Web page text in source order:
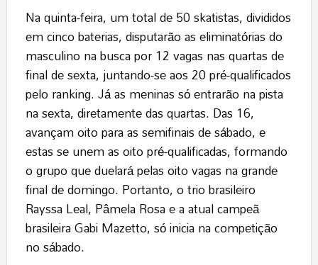
Na quinta-feira, um total de 50 skatistas, divididos
em cinco baterias, disputarão as eliminatórias do
masculino na busca por 12 vagas nas quartas de
final de sexta, juntando-se aos 20 pré-qualificados
pelo ranking. Já as meninas só entrarão na pista
na sexta, diretamente das quartas. Das 16,
avançam oito para as semifinais de sábado, e
estas se unem as oito pré-qualificadas, formando
o grupo que duelará pelas oito vagas na grande
final de domingo. Portanto, o trio brasileiro
Rayssa Leal, Pâmela Rosa e a atual campeã
brasileira Gabi Mazetto, só inicia na competição
no sábado.